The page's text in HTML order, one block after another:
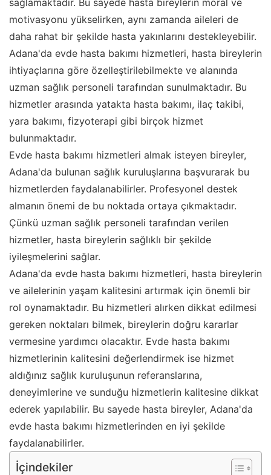
motivasyonu yükselirken, aynı zamanda aileleri de
daha rahat bir şekilde hasta yakınlarını destekleyebilir.
Adana'da evde hasta bakımı hizmetleri, hasta bireylerin
ihtiyaçlarına göre özelleştirilebilmekte ve alanında
uzman sağlık personeli tarafından sunulmaktadır. Bu
hizmetler arasında yatakta hasta bakımı, ilaç takibi,
yara bakımı, fizyoterapi gibi birçok hizmet
bulunmaktadır.
Evde hasta bakımı hizmetleri almak isteyen bireyler,
Adana'da bulunan sağlık kuruluşlarına başvurarak bu
hizmetlerden faydalanabilirler. Profesyonel destek
almanın önemi de bu noktada ortaya çıkmaktadır.
Çünkü uzman sağlık personeli tarafından verilen
hizmetler, hasta bireylerin sağlıklı bir şekilde
iyileşmelerini sağlar.
Adana'da evde hasta bakımı hizmetleri, hasta bireylerin
ve ailelerinin yaşam kalitesini artırmak için önemli bir
rol oynamaktadır. Bu hizmetleri alırken dikkat edilmesi
gereken noktaları bilmek, bireylerin doğru kararlar
vermesine yardımcı olacaktır. Evde hasta bakımı
hizmetlerinin kalitesini değerlendirmek ise hizmet
aldığınız sağlık kuruluşunun referanslarına,
deneyimlerine ve sunduğu hizmetlerin kalitesine dikkat
ederek yapılabilir. Bu sayede hasta bireyler, Adana'da
evde hasta bakımı hizmetlerinden en iyi şekilde
faydalanabilirler.
İçindekiler